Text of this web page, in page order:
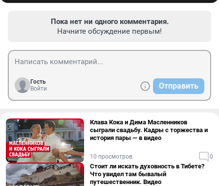
Пока нет ни одного комментария.
Начните обсуждение первым!
Гость
Войти
Отправить
Клава Кока и Дима Масленников
сыграли свадьбу. Кадры с торжества и
история пары — в видео
10 просмотров 0
Стоит ли искать духовность в Тибете?
Что увидел там бывалый
путешественник. Видео